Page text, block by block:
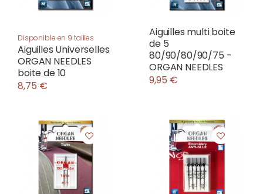
Disponible en 9 tailles
Aiguilles Universelles
ORGAN NEEDLES
boite de 10
8,75 €
Aiguilles multi boite
de 5
80/90/80/90/75 -
ORGAN NEEDLES
9,95 €